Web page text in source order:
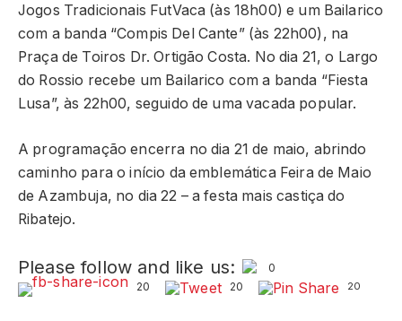
Jogos Tradicionais FutVaca (às 18h00) e um Bailarico
com a banda “Compis Del Cante” (às 22h00), na
Praça de Toiros Dr. Ortigão Costa. No dia 21, o Largo
do Rossio recebe um Bailarico com a banda “Fiesta
Lusa”, às 22h00, seguido de uma vacada popular.
A programação encerra no dia 21 de maio, abrindo
caminho para o início da emblemática Feira de Maio
de Azambuja, no dia 22 – a festa mais castiça do
Ribatejo.
Please follow and like us:
0
20
20 20